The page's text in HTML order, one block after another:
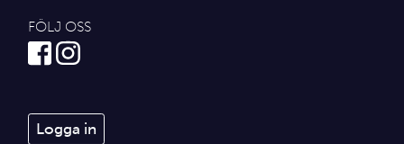
FÖLJ OSS
Logga in